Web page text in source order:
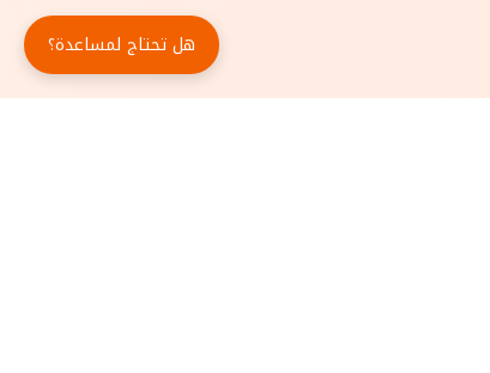
هل تحتاج لمساعدة؟